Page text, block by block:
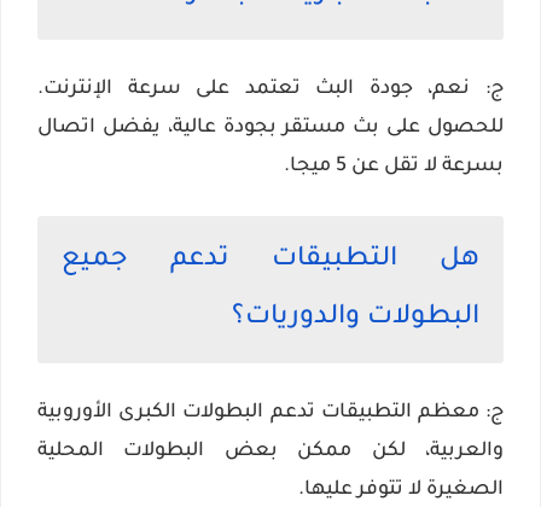
ج: نعم، جودة البث تعتمد على سرعة الإنترنت.
للحصول على بث مستقر بجودة عالية، يفضل اتصال
بسرعة لا تقل عن 5 ميجا.
هل التطبيقات تدعم جميع
البطولات والدوريات؟
ج: معظم التطبيقات تدعم البطولات الكبرى الأوروبية
والعربية، لكن ممكن بعض البطولات المحلية
الصغيرة لا تتوفر عليها.